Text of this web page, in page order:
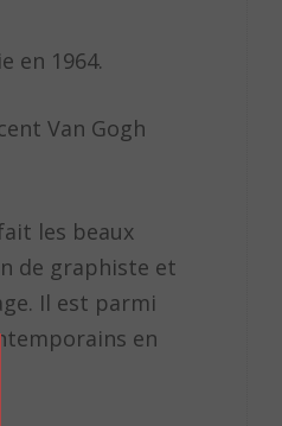
en 1964.
Van Gogh
les beaux
de graphiste et
Il est parmi
en